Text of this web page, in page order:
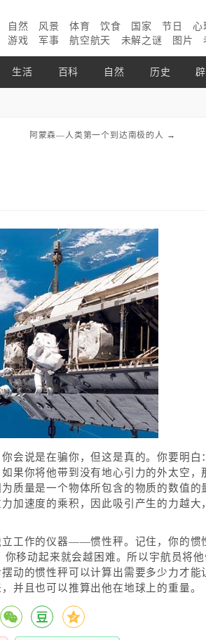
自然 风景 体育 饮食 国家 节日 心
游戏
军事 航空航天 未解之谜 图片
生活 百科 自然 历史
阿蒙森—人类第一个到达南极的人 →
会说是在骗你，但这是真的。你要明白
果你将他带到没有地心引力的外太空，
质量是一个物体所包含的物质的数值的
加速度的乘积，因此吸引产生的力越大
工作的仪器——惯性秤。记住，你的惯
移动起来就会越困难。所以宇航员将
动的惯性秤可以计算出需要多少力才能
并且也可以推算出他在地球上的重量。